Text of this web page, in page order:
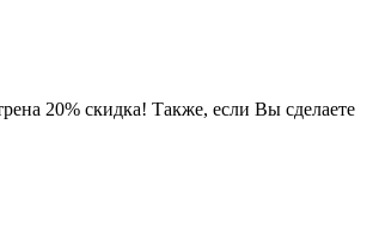
20% скидка! Также, если Вы сделаете